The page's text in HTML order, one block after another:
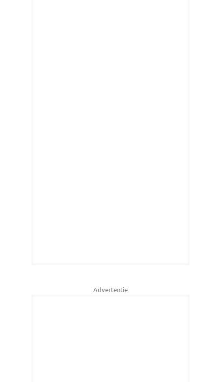
Advertentie